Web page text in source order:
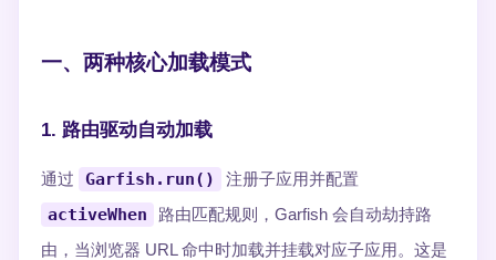
一、两种核心加载模式
1. 路由驱动自动加载
通过 Garfish.run() 注册子应用并配置
activeWhen
路由匹配规则，Garfish 会自动劫持路
由，当浏览器 URL 命中时加载并挂载对应子应用。这是